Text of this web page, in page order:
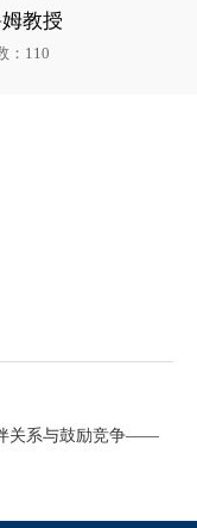
教授
： 110
关系与鼓励竞争——